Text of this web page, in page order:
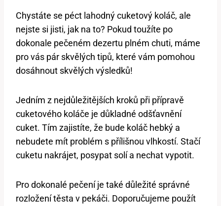
Chystáte se péct ‍lahodný cuketový koláč, ale
nejste si jisti, jak na ​to? Pokud toužíte po
dokonale pečeném dezertu plném chuti, máme
pro vás pár skvělých ⁢tipů,‌ které vám pomohou
dosáhnout skvělých výsledků!
Jedním z nejdůležitějších kroků při přípravě
cuketového koláče je důkladné ‍odšťavnění
cuket. Tím zajistíte, že bude koláč hebký a
nebudete ⁤mít ⁢problém ⁤s přílišnou vlhkostí. Stačí
cuketu nakrájet, posypat⁣ solí a nechat vypotit.
Pro dokonalé pečení je⁢ také důležité správné
rozložení těsta v pekáči. Doporučujeme použít‌